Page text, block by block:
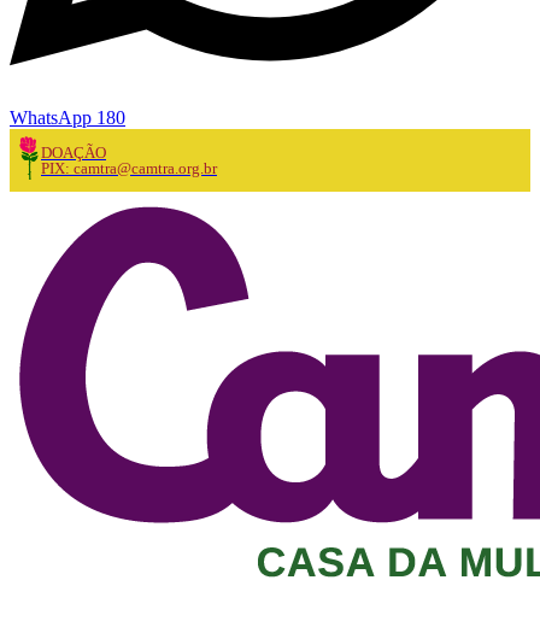
WhatsApp 180
DOAÇÃO
PIX: camtra@camtra.org.br